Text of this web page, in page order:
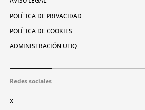
POLÍTICA DE PRIVACIDAD
POLÍTICA DE COOKIES
ADMINISTRACIÓN UTIQ
Redes sociales
X